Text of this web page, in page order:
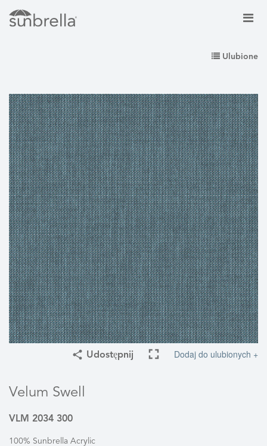
Ulubione
Udostępnij Dodaj do ulubionych +
Velum Swell
VLM 2034 300
100% Sunbrella Acrylic